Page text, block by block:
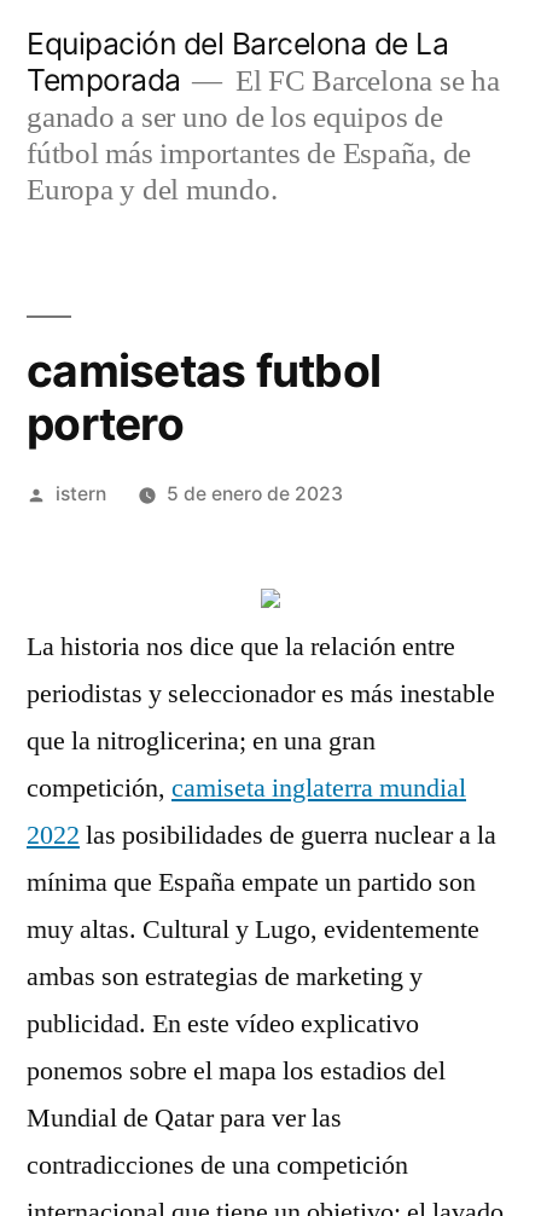
contenido
Equipación del Barcelona de La
Temporada
El FC Barcelona se ha
ganado a ser uno de los equipos de
fútbol más importantes de España, de
Europa y del mundo.
camisetas futbol
portero
Publicado
istern 5 de enero de 2023
La historia nos dice que la relación entre
periodistas y seleccionador es más inestable
que la nitroglicerina; en una gran
competición, camiseta inglaterra mundial
2022 las posibilidades de guerra nuclear a la
mínima que España empate un partido son
muy altas. Cultural y Lugo, evidentemente
ambas son estrategias de marketing y
publicidad. En este vídeo explicativo
ponemos sobre el mapa los estadios del
Mundial de Qatar para ver las
contradicciones de una competición